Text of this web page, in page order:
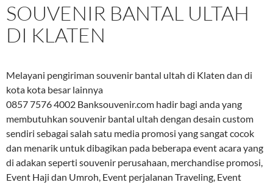
SOUVENIR BANTAL ULTAH
DI KLATEN
Melayani pengiriman souvenir bantal ultah di Klaten dan di
kota kota besar lainnya
0857 7576 4002 Banksouvenir.com hadir bagi anda yang
membutuhkan souvenir bantal ultah dengan desain custom
sendiri sebagai salah satu media promosi yang sangat cocok
dan menarik untuk dibagikan pada beberapa event acara yang
di adakan seperti souvenir perusahaan, merchandise promosi,
Event Haji dan Umroh, Event perjalanan Traveling, Event